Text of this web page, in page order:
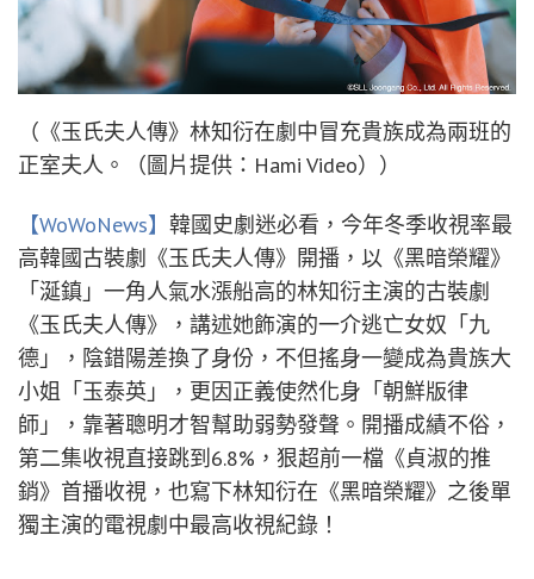
（《玉氏夫人傳》林知衍在劇中冒充貴族成為兩班的
正室夫人。（圖片提供：Hami Video））
【WoWoNews】 韓國史劇迷必看，今年冬季收視率最
高韓國古裝劇《玉氏夫人傳》開播，以《黑暗榮耀》
「涎鎮」一角人氣水漲船高的林知衍主演的古裝劇
《玉氏夫人傳》，講述她飾演的一介逃亡女奴「九
德」，陰錯陽差換了身份，不但搖身一變成為貴族大
小姐「玉泰英」，更因正義使然化身「朝鮮版律
師」，靠著聰明才智幫助弱勢發聲。開播成績不俗，
第二集收視直接跳到6.8%，狠超前一檔《貞淑的推
銷》首播收視，也寫下林知衍在《黑暗榮耀》之後單
獨主演的電視劇中最高收視紀錄！